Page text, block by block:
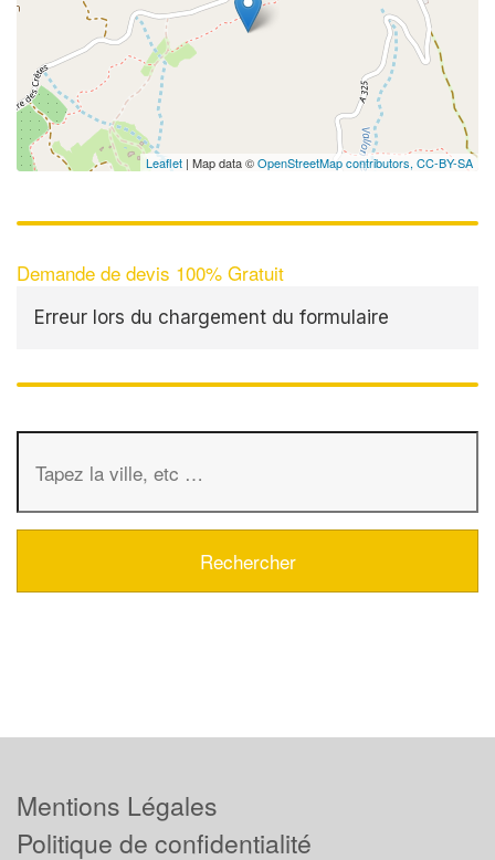
Leaflet | Map data ©OpenStreetMap contributors, CC-BY-SA
Demande de devis 100% Gratuit
Erreur lors du chargement du formulaire
Mentions Légales
Politique de confidentialité